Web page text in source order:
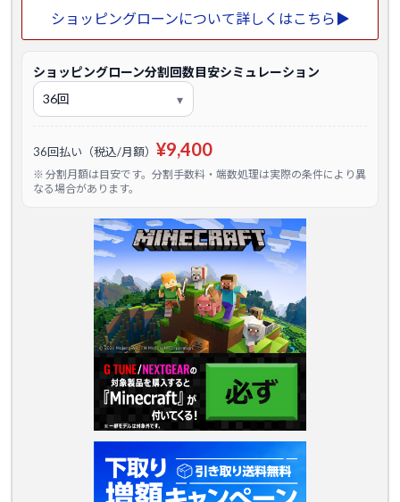
ショッピングローンについて詳しくはこちら▶
ショッピングローン分割回数目安シミュレーション
36回払い（税込/月額） ¥9,400
※ 分割月額は目安です。分割手数料・端数処理は実際の条件により異
なる場合があります。